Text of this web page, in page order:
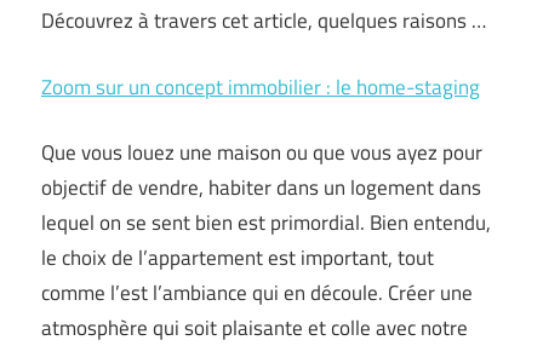
Découvrez à travers cet article, quelques raisons …
Zoom sur un concept immobilier : le home-staging
Que vous louez une maison ou que vous ayez pour
objectif de vendre, habiter dans un logement dans
lequel on se sent bien est primordial. Bien entendu,
le choix de l’appartement est important, tout
comme l’est l’ambiance qui en découle. Créer une
atmosphère qui soit plaisante et colle avec notre